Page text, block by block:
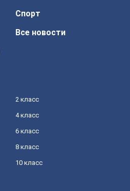
Спорт
Все новости
2 класс
4 класс
6 класс
8 класс
10 класс